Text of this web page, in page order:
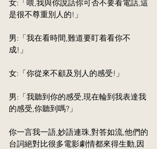
女:「喂,我與你說話你可否不要看電話,這
是很不尊重別人的!」
男:「我在看時間,難道要盯着看你不
成!」
女:「你從來不顧及別人的感受!」
男:「我聽到你的感受,現在輪到我表達我
的感受,你聽到嗎?」
你一言我一語,妙語連珠,對答如流,他們的
台詞絕對比很多電影劇情都來得生動,因